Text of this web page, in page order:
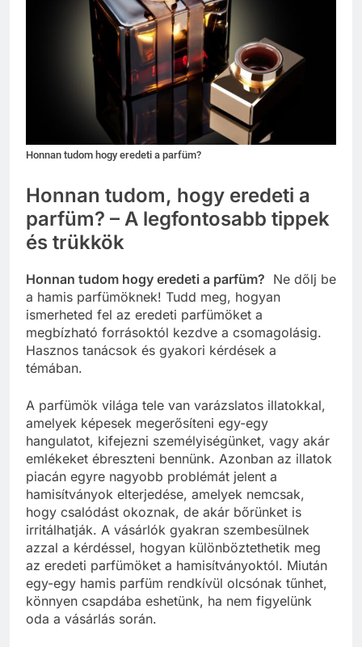
Honnan tudom hogy eredeti a parfüm?
Honnan tudom, hogy eredeti a
parfüm? – A legfontosabb tippek
és trükkök
Honnan tudom hogy eredeti a parfüm? Ne dőlj be
a hamis parfümöknek! Tudd meg, hogyan
ismerheted fel az eredeti parfümöket a
megbízható forrásoktól kezdve a csomagolásig.
Hasznos tanácsok és gyakori kérdések a
témában.
A parfümök világa tele van varázslatos illatokkal,
amelyek képesek megerősíteni egy-egy
hangulatot, kifejezni személyiségünket, vagy akár
emlékeket ébreszteni bennünk. Azonban az illatok
piacán egyre nagyobb problémát jelent a
hamisítványok elterjedése, amelyek nemcsak,
hogy csalódást okoznak, de akár bőrünket is
irritálhatják. A vásárlók gyakran szembesülnek
azzal a kérdéssel, hogyan különböztethetik meg
az eredeti parfümöket a hamisítványoktól. Miután
egy-egy hamis parfüm rendkívül olcsónak tűnhet,
könnyen csapdába eshetünk, ha nem figyelünk
oda a vásárlás során.